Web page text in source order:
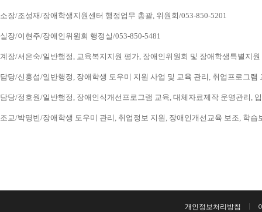
소장/조성재/장애학생지원센터 행정업무 총괄, 위원회/053-850-5201
실장/이현주/장애인위원회 행정실/053-850-5481
계장/서은숙/일반행정, 교육복지지원 평가, 장애인위원회 및 장애학생특별지
담당/신홍섭/일반행정, 장애학생 도우미 지원 사업 및 교육 관리, 취업프로그
담당/정호원/일반행정, 장애인식개선프로그램 교육, 대체자료제작 운영관리,
조교/박명빈/장애학생 도우미 관리, 취업정보 지원, 장애인개선교육 보조, 학
개인정보처리방침